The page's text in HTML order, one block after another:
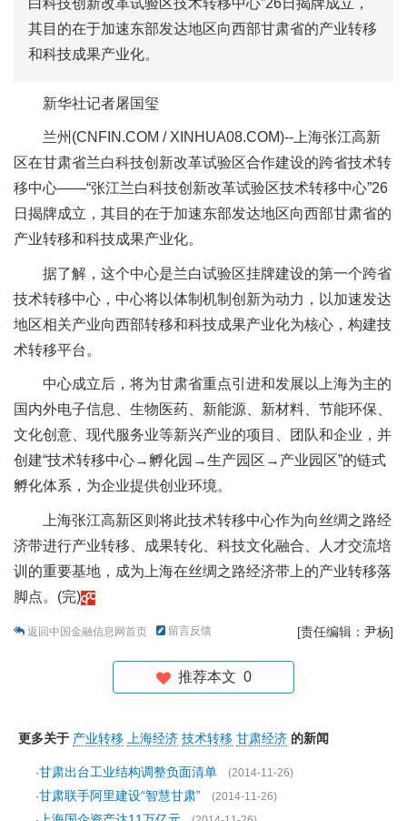
白科技创新改革试验区技术转移中心”26日揭牌成立，
其目的在于加速东部发达地区向西部甘肃省的产业转移
和科技成果产业化。
新华社记者屠国玺
兰州(CNFIN.COM / XINHUA08.COM)--上海张江高新
区在甘肃省兰白科技创新改革试验区合作建设的跨省技术转
移中心——“张江兰白科技创新改革试验区技术转移中心”26
日揭牌成立，其目的在于加速东部发达地区向西部甘肃省的
产业转移和科技成果产业化。
据了解，这个中心是兰白试验区挂牌建设的第一个跨省
技术转移中心，中心将以体制机制创新为动力，以加速发达
地区相关产业向西部转移和科技成果产业化为核心，构建技
术转移平台。
中心成立后，将为甘肃省重点引进和发展以上海为主的
国内外电子信息、生物医药、新能源、新材料、节能环保、
文化创意、现代服务业等新兴产业的项目、团队和企业，并
创建“技术转移中心→孵化园→生产园区→产业园区”的链式
孵化体系，为企业提供创业环境。
上海张江高新区则将此技术转移中心作为向丝绸之路经
济带进行产业转移、成果转化、科技文化融合、人才交流培
训的重要基地，成为上海在丝绸之路经济带上的产业转移落
脚点。(完)
返回中国金融信息网首页 留言反馈 [责任编辑：尹杨]
推荐本文 0
更多关于 产业转移 上海经济 技术转移 甘肃经济 的新闻
·甘肃出台工业结构调整负面清单
(2014-11-26)
·甘肃联手阿里建设“智慧甘肃”
(2014-11-26)